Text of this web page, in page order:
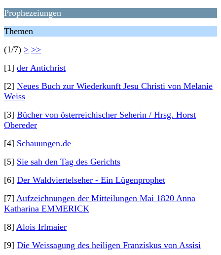
Prophezeiungen
Themen
(1/7) > >>
[1] der Antichrist
[2] Neues Buch zur Wiederkunft Jesu Christi von Melanie
Weiss
[3] Bücher von österreichischer Seherin / Hrsg. Horst
Obereder
[4] Schauungen.de
[5] Sie sah den Tag des Gerichts
[6] Der Waldviertelseher - Ein Lügenprophet
[7] Aufzeichnungen der Mitteilungen Mai 1820 Anna
Katharina EMMERICK
[8] Alois Irlmaier
[9] Die Weissagung des heiligen Franziskus von Assisi